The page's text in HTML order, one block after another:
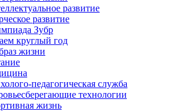
развитие
развитие
Зубр
круглый год
жизни
педагогическая служба
технологии
жизнь